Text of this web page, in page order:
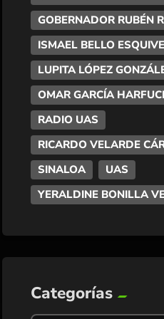
GOBERNADOR RUBÉN
ISMAEL BELLO
LUPITA LÓPEZ
OMAR GARCÍA
RADIO UAS
RICARDO VELARDE
SINALOA
UAS
YERALDINE BONILLA
Categorías